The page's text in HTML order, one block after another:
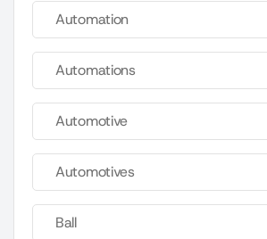
Automation
Automations
Automotive
Automotives
Ball